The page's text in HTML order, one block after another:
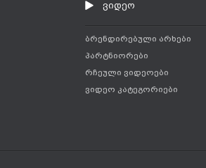
ვიდეო
ბრენდირებული არხები
პარტნიორები
რჩეული ვიდეოები
ვიდეო კატეგორიები